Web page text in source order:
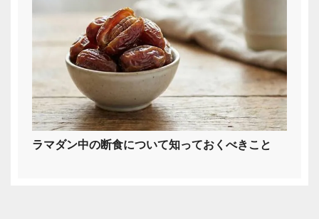
ラマダン中の断食について知っておくべきこと